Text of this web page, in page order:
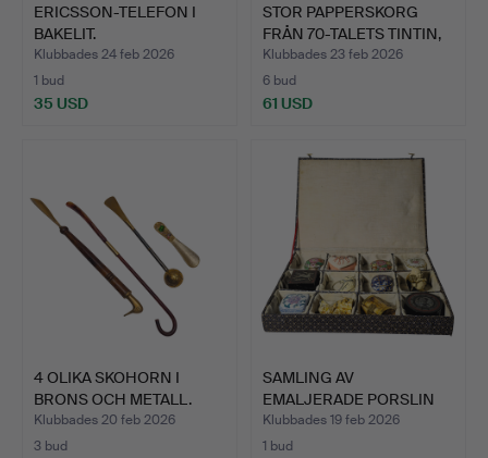
ERICSSON-TELEFON I
BAKELIT.
Klubbades 24 feb 2026
1 bud
35 USD
STOR PAPPERSKORG
FRÅN 70-TALETS TINTIN,
”F…
Klubbades 23 feb 2026
6 bud
61 USD
4 OLIKA SKOHORN I
BRONS OCH METALL.
Klubbades 20 feb 2026
3 bud
SAMLING AV
EMALJERADE PORSLIN
PILLERLÅDOR/…
Klubbades 19 feb 2026
1 bud